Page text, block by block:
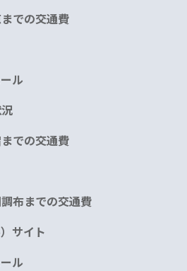
での交通費
ル
での交通費
布までの交通費
サイト
ル